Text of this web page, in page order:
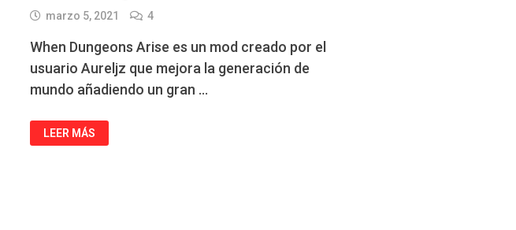
marzo 5, 2021 4
When Dungeons Arise es un mod creado por el
usuario Aureljz que mejora la generación de
mundo añadiendo un gran …
WHEN
DUNGEONS
ARISE
LEER MÁS